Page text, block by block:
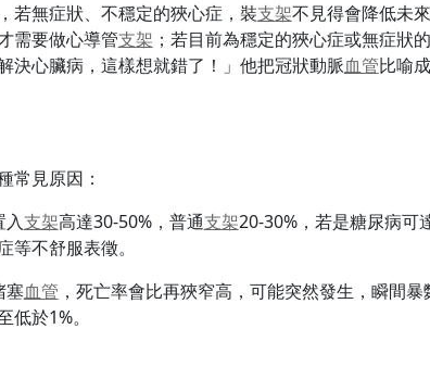
若無症狀、不穩定的狹心症，裝支架不見得會降低未來
需要做心導管支架 ；若目前為穩定的狹心症或無症狀的
決心臟病，這樣想就錯了！」他把冠狀動脈血管比喻
常見原因：
入支架高達30-50%，普通支架20-30%，若是糖尿病可
不舒服表徵。
塞血管 ，死亡率會比再狹窄高，可能突然發生，瞬間
低於1%。